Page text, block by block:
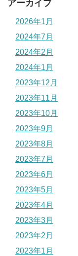
アーカイブ
2026年1月
2024年7月
2024年2月
2024年1月
2023年12月
2023年11月
2023年10月
2023年9月
2023年8月
2023年7月
2023年6月
2023年5月
2023年4月
2023年3月
2023年2月
2023年1月